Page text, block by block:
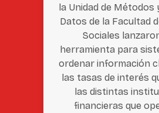
la Unidad de Métodos
Datos de la Facultad
Sociales
herramienta para
ordenar información
las tasas de interés
las distintas
financieras que